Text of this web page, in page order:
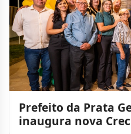
​Prefeito da Prata
inaugura nova